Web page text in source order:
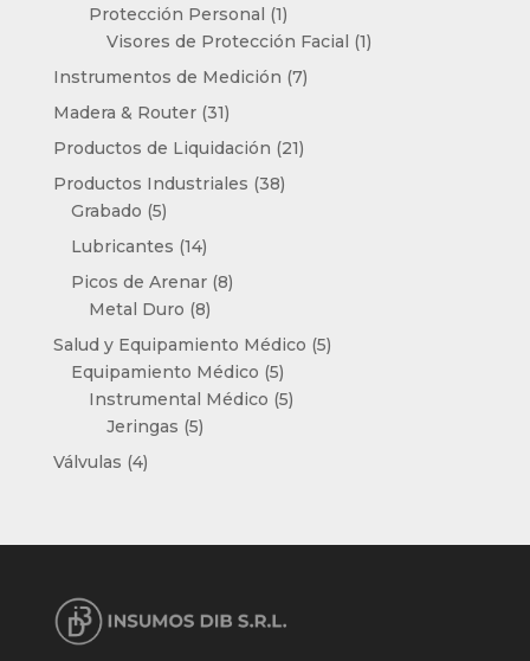
producto
Protección Personal 11
producto
Visores de Protección Facial 11
Instrumentos de Medición 77
Madera & Router 3131
productos
Productos de Liquidación 2121
Productos Industriales 3838
Grabado 55
productos
Lubricantes 1414
productos
Picos de Arenar 88
Metal Duro 88
productos
Salud y Equipamiento Médico 55
Equipamiento Médico 55
productos
Instrumental Médico 55
Jeringas 55
Válvulas 44